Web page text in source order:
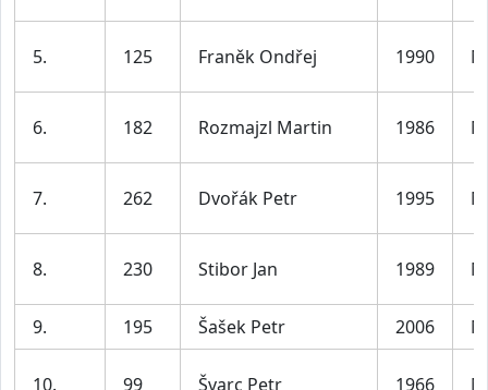
5. 125 Franěk Ondřej 1990 M
6. 182 Rozmajzl Martin 1986 M
7. 262 Dvořák Petr 1995 M
8. 230 Stibor Jan 1989 M
9. 195 Šašek Petr 2006 M
10. 99 Švarc Petr 1966 M